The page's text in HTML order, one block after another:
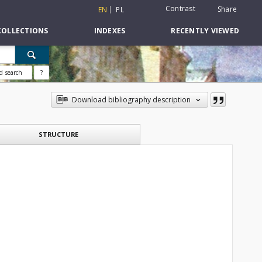
EN PL Contrast Share
INDEXES RECENTLY VIEWED
search ?
Download bibliography description
STRUCTURE